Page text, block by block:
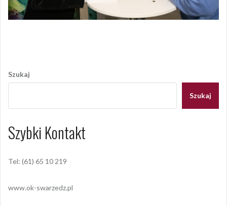
wpisu
Szukaj
Szukaj
Szybki Kontakt
Tel: (61) 65 10 219
www.ok-swarzedz.pl